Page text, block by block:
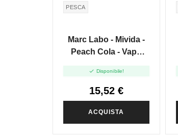
PESCA
Marc Labo - Mivida -
Peach Cola - Vape
 Disponibile!
15,52 €
ACQUISTA